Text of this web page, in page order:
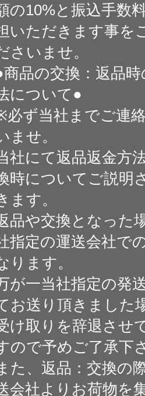
の10%と振込手数
いただきます事を
さいませ。
商品の交換：返品
について●
必ず当社までご連
ませ。
社にて返品返金方
時についてご説明
ます。
品や交換となった
指定の運送会社で
ります。
が一当社指定の発
お送り頂きました
け取りを辞退させ
ので予めご了承下
た、返品：交換の
会社よりお荷物を